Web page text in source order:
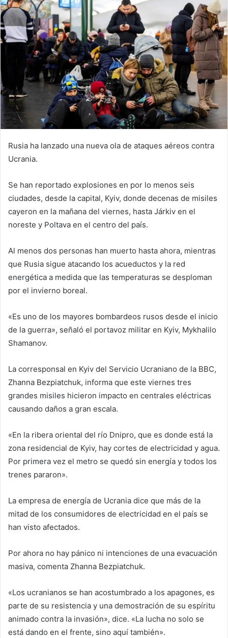
Rusia ha lanzado una nueva ola de ataques aéreos contra
Ucrania.
Se han reportado explosiones en por lo menos seis
ciudades, desde la capital, Kyiv, donde decenas de misiles
cayeron en la mañana del viernes, hasta Járkiv en el
noreste y Poltava en el centro del país.
Al menos dos personas han muerto hasta ahora, mientras
que Rusia sigue atacando los acueductos y la red
energética a medida que las temperaturas se desploman
por el invierno boreal.
«Es uno de los mayores bombardeos rusos desde el inicio
de la guerra», señaló el portavoz militar en Kyiv, Mykhalilo
Shamanov.
La corresponsal en Kyiv del Servicio Ucraniano de la BBC,
Zhanna Bezpiatchuk, informa que este viernes tres
grandes misiles hicieron impacto en centrales eléctricas
causando daños a gran escala.
«En la ribera oriental del río Dnipro, que es donde está la
zona residencial de Kyiv, hay cortes de electricidad y agua.
Por primera vez el metro se quedó sin energía y todos los
trenes pararon».
La empresa de energía de Ucrania dice que más de la
mitad de los consumidores de electricidad en el país se
han visto afectados.
Por ahora no hay pánico ni intenciones de una evacuación
masiva, comenta Zhanna Bezpiatchuk.
«Los ucranianos se han acostumbrado a los apagones, es
parte de su resistencia y una demostración de su espíritu
animado contra la invasión», dice. «La lucha no solo se
está dando en el frente, sino aquí también».